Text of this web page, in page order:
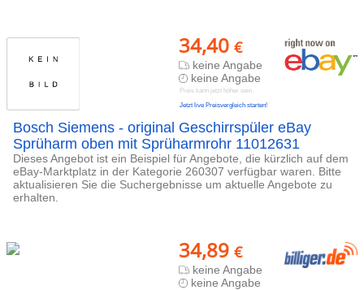
34,40 €
keine Angabe
keine Angabe
Preis kann jetzt höher sein
Jetzt live Preisvergleich starten!
Bosch Siemens - original Geschirrspüler eBay
Sprüharm oben mit Sprüharmrohr 11012631
Dieses Angebot ist ein Beispiel für Angebote, die kürzlich auf dem
eBay-Marktplatz in der Kategorie 260307 verfügbar waren. Bitte
aktualisieren Sie die Suchergebnisse um aktuelle Angebote zu
erhalten.
34,89 €
keine Angabe
keine Angabe